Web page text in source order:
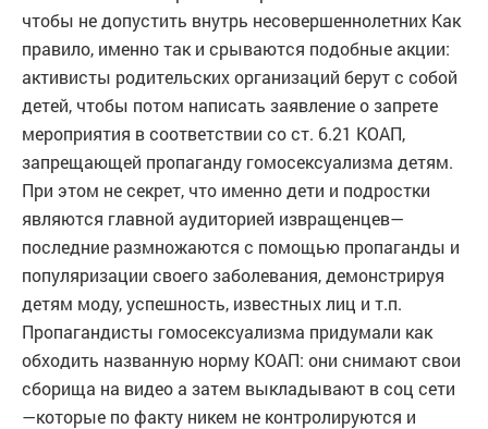
чтобы не допустить внутрь несовершеннолетних Как
правило, именно так и срываются подобные акции:
активисты родительских организаций берут с собой
детей, чтобы потом написать заявление о запрете
мероприятия в соответствии со ст. 6.21 КОАП,
запрещающей пропаганду гомосексуализма детям.
При этом не секрет, что именно дети и подростки
являются главной аудиторией извращенцев—
последние размножаются с помощью пропаганды и
популяризации своего заболевания, демонстрируя
детям моду, успешность, известных лиц и т.п.
Пропагандисты гомосексуализма придумали как
обходить названную норму КОАП: они снимают свои
сборища на видео а затем выкладывают в соц сети
—которые по факту никем не контролируются и